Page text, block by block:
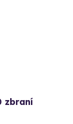
zbraní